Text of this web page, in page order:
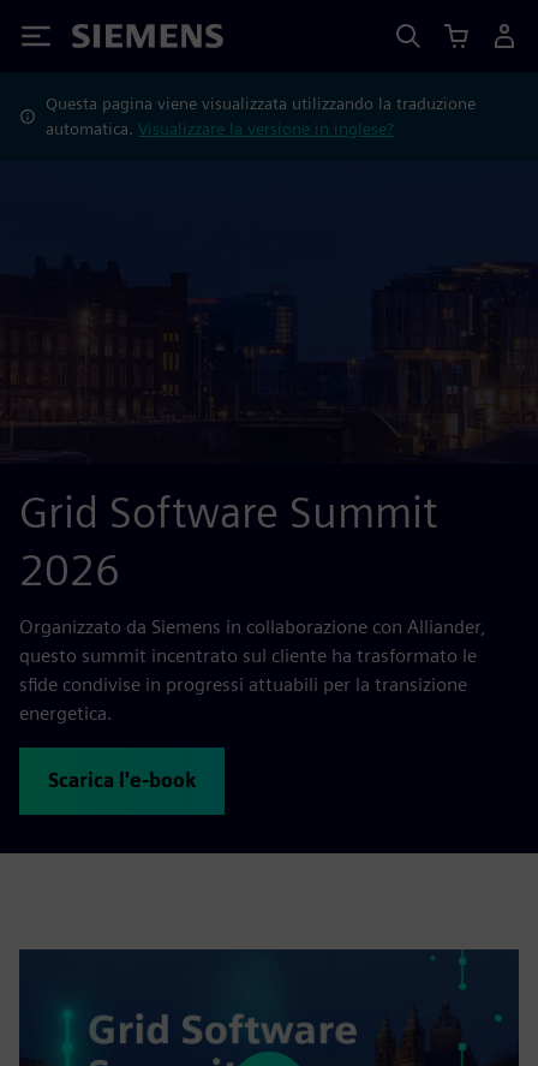
Siemens
Questa pagina viene visualizzata utilizzando la traduzione
automatica.Visualizzare la versione in inglese?
Grid Software Summit
2026
Organizzato da Siemens in collaborazione con Alliander,
questo summit incentrato sul cliente ha trasformato le
sfide condivise in progressi attuabili per la transizione
energetica.
Scarica l'e-book